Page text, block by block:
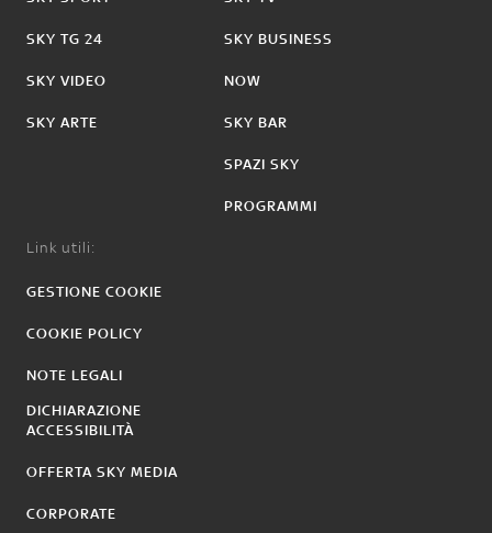
SKY TG 24
SKY VIDEO
SKY ARTE
SKY BUSINESS
NOW
SKY BAR
SPAZI SKY
PROGRAMMI
Link utili:
GESTIONE COOKIE
COOKIE POLICY
NOTE LEGALI
DICHIARAZIONE
ACCESSIBILITÀ
OFFERTA SKY MEDIA
CORPORATE